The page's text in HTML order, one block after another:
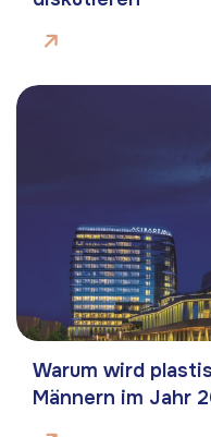
Warum wird
Männern im Jahr